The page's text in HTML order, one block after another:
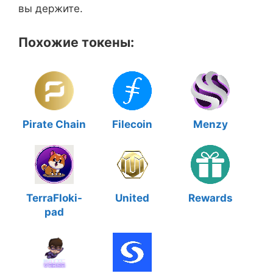
вы держите.
Похожие токены:
Pirate Chain Filecoin Menzy
TerraFloki-
pad
United Rewards